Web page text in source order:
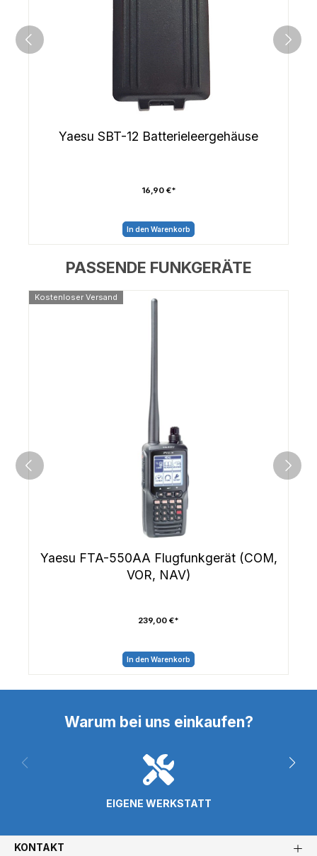
Yaesu SBT-12 Batterieleergehäuse
16,90 €*
In den Warenkorb
PASSENDE FUNKGERÄTE
Kostenloser Versand
Yaesu FTA-550AA Flugfunkgerät (COM,
VOR, NAV)
239,00 €*
In den Warenkorb
Warum bei uns einkaufen?
EIGENE WERKSTATT
KONTAKT